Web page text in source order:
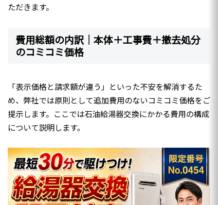
ただきます。
費用総額の内訳｜本体＋工事費＋撤去処分
のコミコミ価格
「表示価格と請求額が違う」といった不安を解消するた
め、弊社では原則として追加費用のないコミコミ価格をご
提示します。ここでは石油給湯器交換にかかる費用の構成
について説明します。